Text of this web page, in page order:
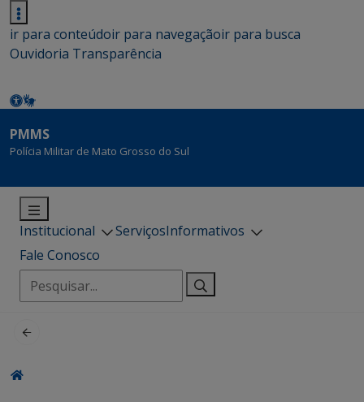
ir para conteúdoir para navegaçãoir para busca
Ouvidoria Transparência
PMMS
Polícia Militar de Mato Grosso do Sul
Institucional ServiçosInformativos
Fale Conosco
Pesquisar
por: